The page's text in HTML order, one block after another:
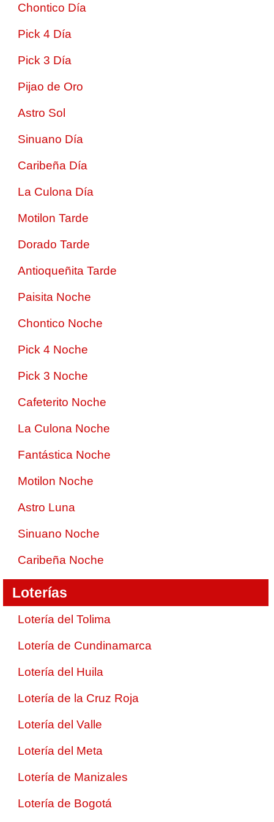
Chontico Día
Pick 4 Día
Pick 3 Día
Pijao de Oro
Astro Sol
Sinuano Día
Caribeña Día
La Culona Día
Motilon Tarde
Dorado Tarde
Antioqueñita Tarde
Paisita Noche
Chontico Noche
Pick 4 Noche
Pick 3 Noche
Cafeterito Noche
La Culona Noche
Fantástica Noche
Motilon Noche
Astro Luna
Sinuano Noche
Caribeña Noche
Loterías
Lotería del Tolima
Lotería de Cundinamarca
Lotería del Huila
Lotería de la Cruz Roja
Lotería del Valle
Lotería del Meta
Lotería de Manizales
Lotería de Bogotá